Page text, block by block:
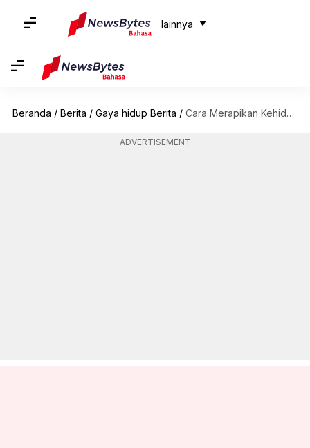
lainnya
Beranda / Berita / Gaya hidup Berita / Cara Merapikan Kehidupan Digital Anda: Tips Mengatur File Digital dan Mengurangi Gangguan
ADVERTISEMENT